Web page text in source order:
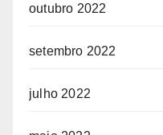
outubro 2022
setembro 2022
julho 2022